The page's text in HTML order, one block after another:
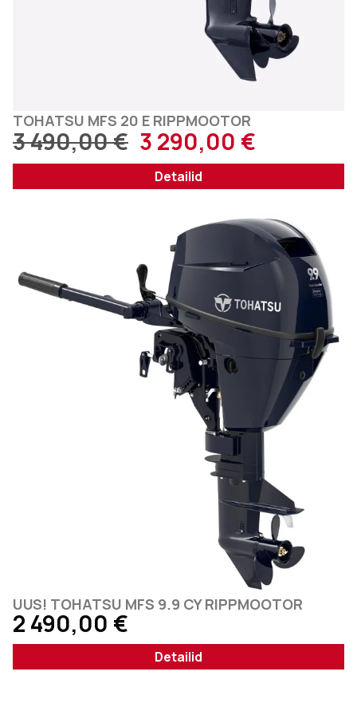
TOHATSU MFS 20 E RIPPMOOTOR
3 490,00€ 3 290,00 €
Detailid
UUS! TOHATSU MFS 9.9 CY RIPPMOOTOR
2 490,00 €
Detailid